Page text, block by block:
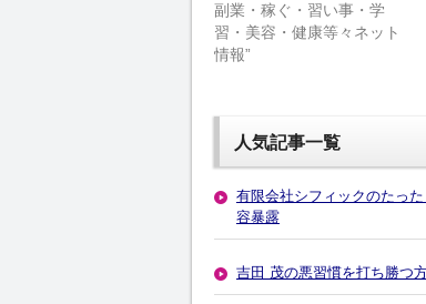
副業・稼ぐ・習い事・学
習・美容・健康等々ネット
情報”
人気記事一覧
有限会社シフィックのたっ
容暴露
吉田 茂の悪習慣を打ち勝つ